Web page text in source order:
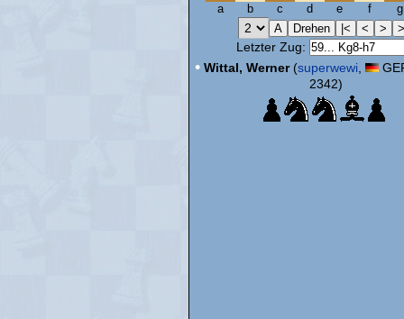
a
b c d e f g
Letzter Zug:
• Wittal, Werner(superwewi
2342)